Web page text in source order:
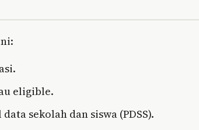
eligible.
sekolah dan siswa (PDSS).